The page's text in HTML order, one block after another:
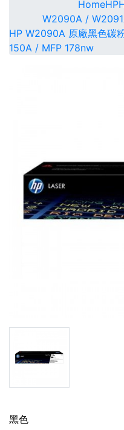
HomeHP
W2090A /
HP W2090A 原廠黑色碳
150A / MFP 178nw
黑色